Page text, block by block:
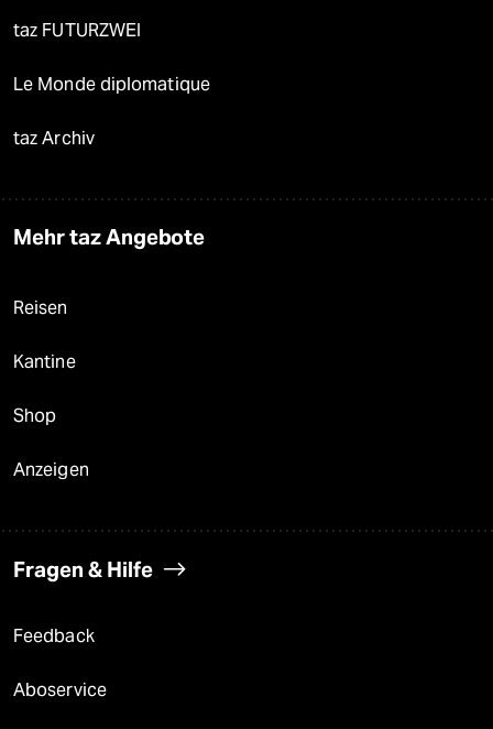
taz FUTURZWEI
Le Monde diplomatique
taz Archiv
Mehr taz Angebote
Reisen
Kantine
Shop
Anzeigen
Fragen & Hilfe
Feedback
Aboservice